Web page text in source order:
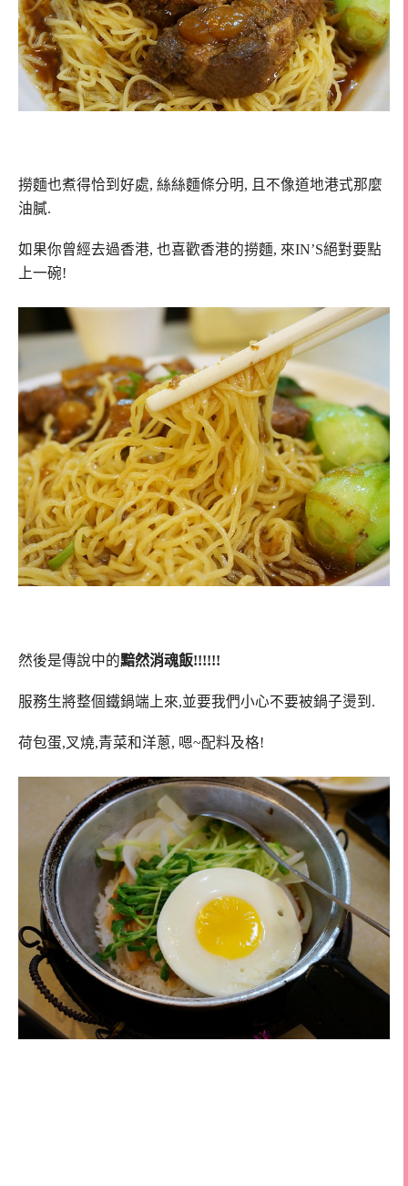
撈麵也煮得恰到好處, 絲絲麵條分明, 且不像道地港式那麼
油膩.
如果你曾經去過香港, 也喜歡香港的撈麵, 來IN’S絕對要點
上一碗!
然後是傳說中的黯然消魂飯!!!!!!
服務生將整個鐵鍋端上來,並要我們小心不要被鍋子燙到.
荷包蛋,叉燒,青菜和洋蔥, 嗯~配料及格!